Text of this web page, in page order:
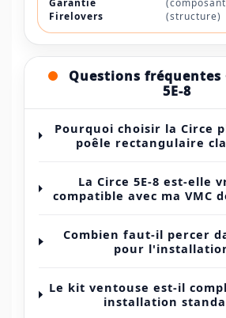
Garantie
Firelovers
(structure)
Questions fréquentes
5E-8
Pourquoi choisir la Circe
poêle rectangulaire
La Circe 5E-8 est-elle
compatible avec ma VMC
Combien faut-il percer
pour
Le kit ventouse est-il
installation